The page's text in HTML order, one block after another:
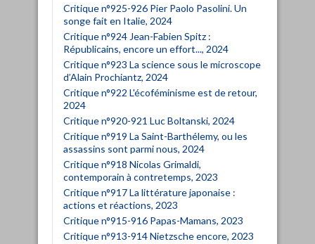
Critique n°925-926 Pier Paolo Pasolini. Un
songe fait en Italie, 2024
Critique n°924 Jean-Fabien Spitz :
Républicains, encore un effort..., 2024
Critique n°923 La science sous le microscope
d’Alain Prochiantz, 2024
Critique n°922 L'écoféminisme est de retour,
2024
Critique n°920-921 Luc Boltanski, 2024
Critique n°919 La Saint-Barthélemy, ou les
assassins sont parmi nous, 2024
Critique n°918 Nicolas Grimaldi,
contemporain à contretemps, 2023
Critique n°917 La littérature japonaise :
actions et réactions, 2023
Critique n°915-916 Papas-Mamans, 2023
Critique n°913-914 Nietzsche encore, 2023